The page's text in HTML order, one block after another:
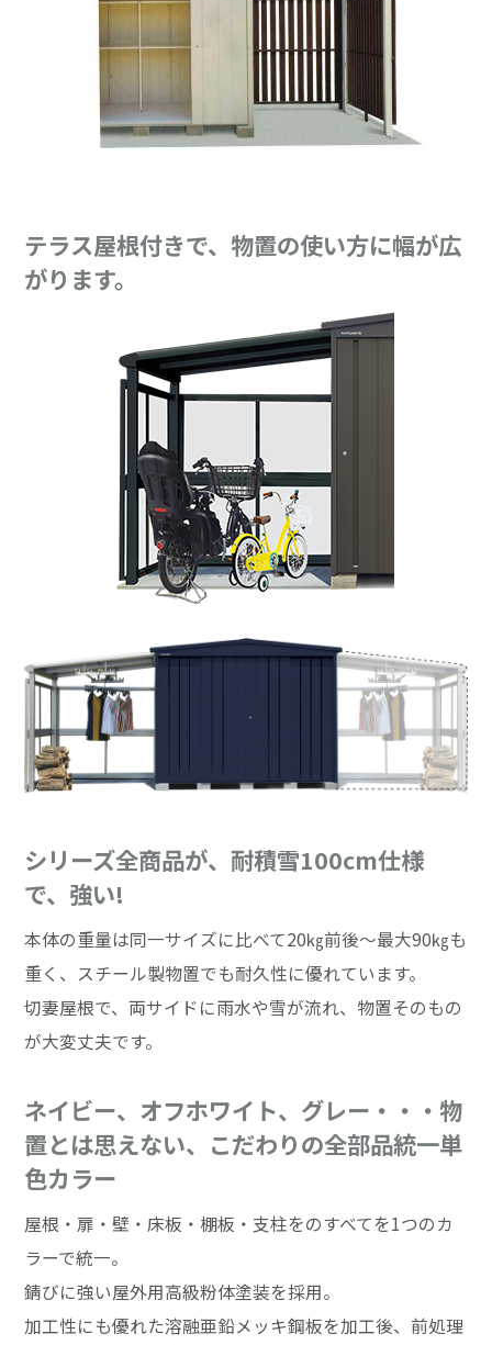
テラス屋根付きで、物置の使い方に幅が広
がります。
シリーズ全商品が、耐積雪100cm仕様
で、強い!
本体の重量は同一サイズに比べて20㎏前後～最大90㎏も
重く、スチール製物置でも耐久性に優れています。
切妻屋根で、両サイドに雨水や雪が流れ、物置そのもの
が大変丈夫です。
ネイビー、オフホワイト、グレー・・・物
置とは思えない、こだわりの全部品統一単
色カラー
屋根・扉・壁・床板・棚板・支柱をのすべてを1つのカ
ラーで統一。
錆びに強い屋外用高級粉体塗装を採用。
加工性にも優れた溶融亜鉛メッキ鋼板を加工後、前処理